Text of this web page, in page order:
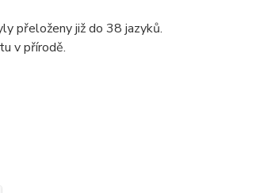
přeloženy již do 38 jazyků.
v přírodě.